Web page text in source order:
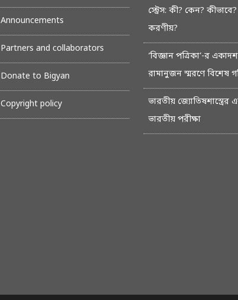
Announcements
Partners and collaborators
Donate to Bigyan
Copyright policy
স্ট্রেস: কী? কেন?
করণীয়?
‘বিজ্ঞান পত্রিকা’-র
রামানুজন স্মরণে বিশেষ
ভারতীয় জ্যোতিষশাস্ত্রের
ভারতীয় পরীক্ষা